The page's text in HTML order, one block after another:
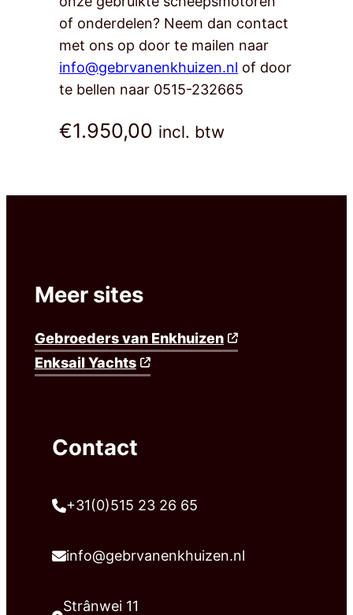
of onderdelen? Neem dan contact
met ons op door te mailen naar
info@gebrvanenkhuizen.nl of door
te bellen naar 0515-232665
€1.950,00 incl. btw
Meer sites
Gebroeders van Enkhuizen
Enksail Yachts
Contact
+31(0)515 23 26 65
info@gebrvanenkhuizen.nl
Strânwei 11